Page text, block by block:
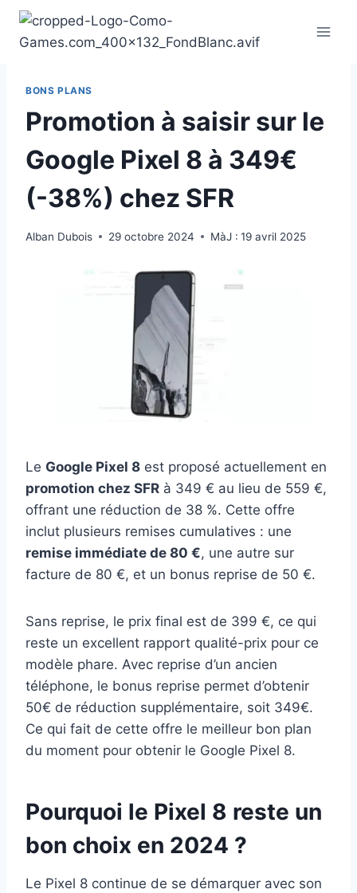
Aller
contenu
BONS PLANS
Promotion à saisir sur le
Google Pixel 8 à 349€
(-38%) chez SFR
Alban Dubois 29 octobre 2024 MàJ : 19 avril 2025
Le Google Pixel 8 est proposé actuellement en
promotion chez SFR à 349 € au lieu de 559 €,
offrant une réduction de 38 %. Cette offre
inclut plusieurs remises cumulatives : une
remise immédiate de 80 €, une autre sur
facture de 80 €, et un bonus reprise de 50 €.
Sans reprise, le prix final est de 399 €, ce qui
reste un excellent rapport qualité-prix pour ce
modèle phare. Avec reprise d’un ancien
téléphone, le bonus reprise permet d’obtenir
50€ de réduction supplémentaire, soit 349€.
Ce qui fait de cette offre le meilleur bon plan
du moment pour obtenir le Google Pixel 8.
Pourquoi le Pixel 8 reste un
bon choix en 2024 ?
Le Pixel 8 continue de se démarquer avec son